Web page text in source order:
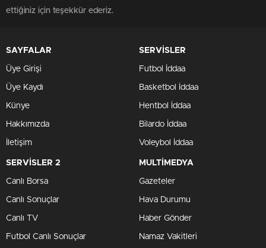
ettiğiniz için teşekkür ederiz.
SAYFALAR
Üye Girişi
Üye Kaydı
Künye
Hakkımızda
İletişim
SERVİSLER
Futbol İddaa
Basketbol İddaa
Hentbol İddaa
Bilardo İddaa
Voleybol İddaa
SERVİSLER 2
Canlı Borsa
Canlı Sonuçlar
Canlı TV
Futbol Canlı Sonuçlar
MULTİMEDYA
Gazeteler
Hava Durumu
Haber Gönder
Namaz Vakitleri